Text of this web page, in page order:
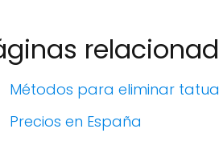
Métodos para eliminar
Precios en España